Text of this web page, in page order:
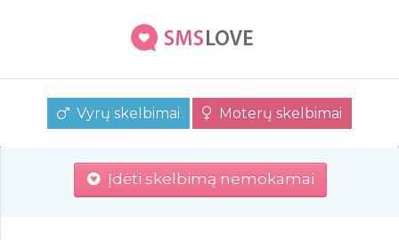
Vyrų skelbimai Moterų skelbimai
Įdėti skelbimą nemokamai